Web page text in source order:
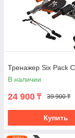
Тренажер Six Pack
В наличии
24 900 ₸ 39 900 ₸
Купить